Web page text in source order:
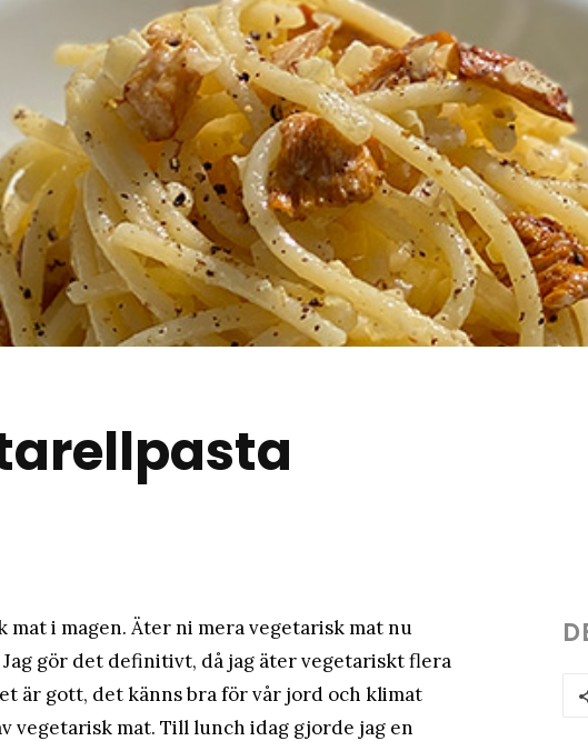
Marias
matblogg
i magen. Äter ni mera vegetarisk mat nu
gör det definitivt, då jag äter vegetariskt flera
är gott, det känns bra för vår jord och klimat
vegetarisk mat. Till lunch idag gjorde jag en